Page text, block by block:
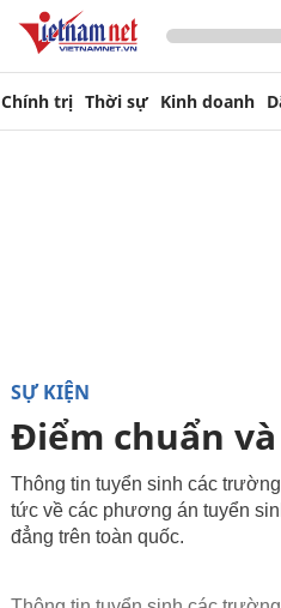
Chính trị Thời sự Kinh doanh
SỰ KIỆN
Điểm chuẩn
Thông tin tuyển sinh các
tức về các phương án tuyển
đẳng trên toàn quốc.